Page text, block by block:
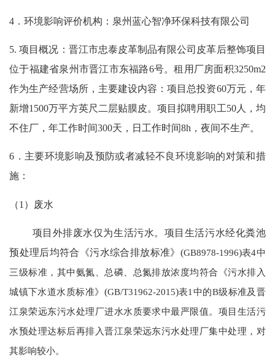
4．环境影响评价机构： 泉州蓝心智净环保科技有限公司
5. 项目概况：晋江市忠泰皮革制品有限公司皮革后整饰项目
位于福建省泉州市晋江市东福路6号。租用厂房面积3250m2
作为生产经营场所，主要建设内容：项目总投资60万元，年
新增1500万平方英尺二层贴膜皮。项目拟聘用职工50人，均
不住厂，年工作时间300天，日工作时间8h，夜间不生产。
6．主要环境影响及预防或者减轻不良环境影响的对策和措
施：
（1）废水
项目外排废水仅为生活污水。项目生活污水经化粪池
预处理后均符合《污水综合排放标准》 (GB8978-1996)表4中
三级标准，其中氨氮、总磷、总氮排放浓度均符合《污水排入
城镇下水道水质标准》 (GB/T31962-2015)表1中的B级标准及晋
江泉荣远东污水处理厂进水水质要求中最严限值。项目生活污
水预处理达标后再排入晋江泉荣远东污水处理厂集中处理，对
其影响较小。